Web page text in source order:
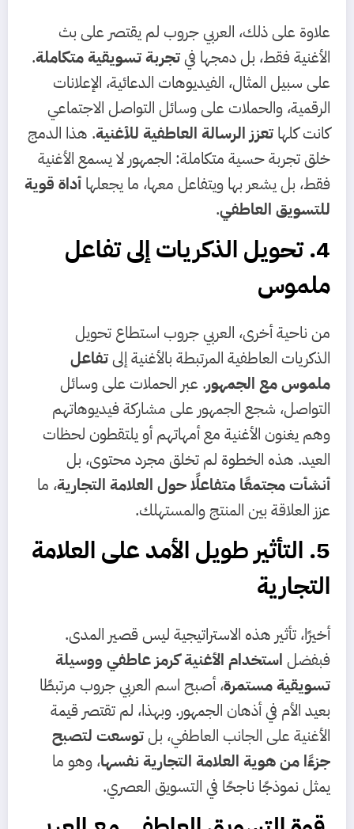
علاوة على ذلك، العربي جروب لم يقتصر على بث
الأغنية فقط، بل دمجها فيتجربة تسويقية متكاملة.
على سبيل المثال، الفيديوهات الدعائية، الإعلانات
الرقمية، والحملات على وسائل التواصل الاجتماعي
كانت كلها تعزز الرسالة العاطفية للأغنية. هذا الدمج
خلق تجربة حسية متكاملة: الجمهور لا يسمع الأغنية
فقط، بل يشعر بها ويتفاعل معها، ما يجعلها أداة قوية
للتسويق العاطفي.
4. تحويل الذكريات إلى تفاعل
ملموس
من ناحية أخرى، العربي جروب استطاع تحويل
الذكريات العاطفية المرتبطة بالأغنية إلىتفاعل
ملموس مع الجمهور. عبر الحملات على وسائل
التواصل، شجع الجمهور على مشاركة فيديوهاتهم
وهم يغنون الأغنية مع أمهاتهم أو يلتقطون لحظات
العيد. هذه الخطوة لم تخلق مجرد محتوى، بل
أنشأت مجتمعًا متفاعلًا حول العلامة التجارية، ما
عزز العلاقة بين المنتج والمستهلك.
5. التأثير طويل الأمد على العلامة
التجارية
أخيرًا، تأثير هذه الاستراتيجية ليس قصير المدى.
فبفضل استخدام الأغنية كرمز عاطفي ووسيلة
تسويقية مستمرة، أصبح اسم العربي جروب مرتبطًا
بعيد الأم في أذهان الجمهور. وبهذا، لم تقتصر قيمة
الأغنية على الجانب العاطفي، بلتوسعت لتصبح
جزءًا من هوية العلامة التجارية نفسها، وهو ما
يمثل نموذجًا ناجحًا في التسويق العصري.